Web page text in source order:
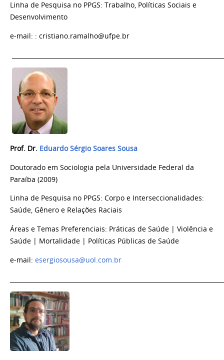
Linha de Pesquisa no PPGS: Trabalho, Políticas Sociais e
Desenvolvimento
e-mail: : cristiano.ramalho@ufpe.br
Prof. Dr. Eduardo Sérgio Soares Sousa
Doutorado em Sociologia pela Universidade Federal da
Paraíba (2009)
Linha de Pesquisa no PPGS: Corpo e Interseccionalidades:
Saúde, Gênero e Relações Raciais
Áreas e Temas Preferenciais: Práticas de Saúde | Violência e
Saúde | Mortalidade | Políticas Públicas de Saúde
e-mail: esergiosousa@uol.com.br